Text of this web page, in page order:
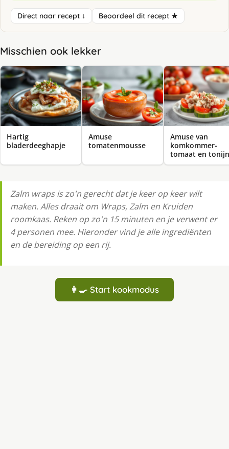
Direct naar recept ↓ Beoordeel dit recept ★
Misschien ook lekker
Hartig
bladerdeeghapje
Amuse
tomatenmousse
Amuse van
komkommer-
tomaat en tonijn
Zalm wraps is zo'n gerecht dat je keer op keer wilt
maken. Alles draait om Wraps, Zalm en Kruiden
roomkaas. Reken op zo'n 15 minuten en je verwent er
4 personen mee. Hieronder vind je alle ingrediënten
en de bereiding op een rij.
👩‍🍳 Start kookmodus